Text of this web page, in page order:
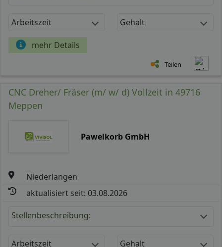
Arbeitszeit Gehalt
mehr Details
Teilen
CNC Dreher/ Fräser (m/ w/ d) Vollzeit in 49716
Meppen
Pawelkorb GmbH
Niederlangen
aktualisiert seit: 03.08.2026
Stellenbeschreibung:
Arbeitszeit Gehalt